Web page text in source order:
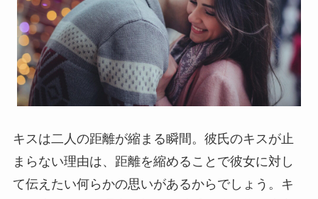
キスは二人の距離が縮まる瞬間。彼氏のキスが止
まらない理由は、距離を縮めることで彼女に対し
て伝えたい何らかの思いがあるからでしょう。キ